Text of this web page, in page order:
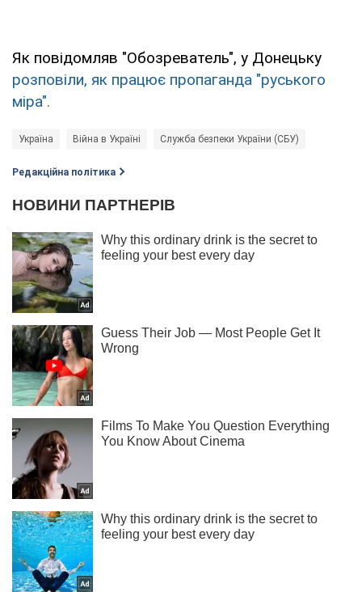
Як повідомляв "Обозреватель", у Донецьку
розповіли, як працює пропаганда "руського
міра".
Україна Війна в Україні Служба безпеки України (СБУ)
Редакційна політика